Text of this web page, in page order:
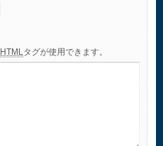
HTMLタグが使用できます。